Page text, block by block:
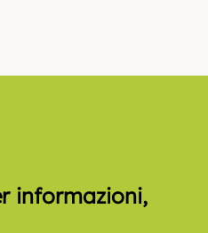
informazioni,